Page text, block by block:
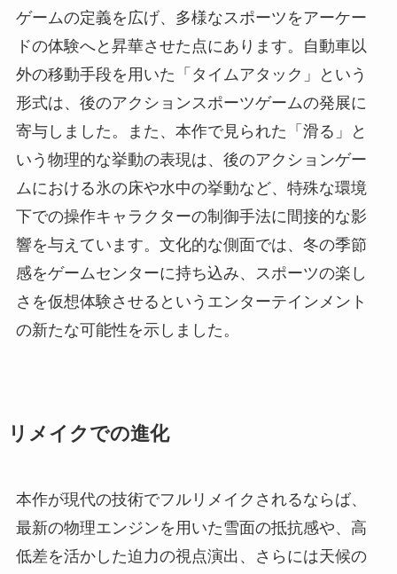
ゲームの定義を広げ、多様なスポーツをアーケー
ドの体験へと昇華させた点にあります。自動車以
外の移動手段を用いた「タイムアタック」という
形式は、後のアクションスポーツゲームの発展に
寄与しました。また、本作で見られた「滑る」と
いう物理的な挙動の表現は、後のアクションゲー
ムにおける氷の床や水中の挙動など、特殊な環境
下での操作キャラクターの制御手法に間接的な影
響を与えています。文化的な側面では、冬の季節
感をゲームセンターに持ち込み、スポーツの楽し
さを仮想体験させるというエンターテインメント
の新たな可能性を示しました。
リメイクでの進化
本作が現代の技術でフルリメイクされるならば、
最新の物理エンジンを用いた雪面の抵抗感や、高
低差を活かした迫力の視点演出、さらには天候の